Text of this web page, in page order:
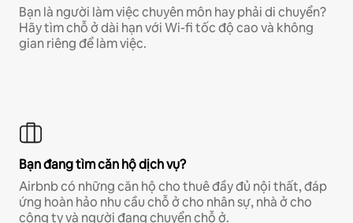
Bạn là người làm việc chuyên môn hay phải di chuyển?
Hãy tìm chỗ ở dài hạn với Wi-fi tốc độ cao và không
gian riêng để làm việc.
Bạn đang tìm căn hộ dịch vụ?
Airbnb có những căn hộ cho thuê đầy đủ nội thất, đáp
ứng hoàn hảo nhu cầu chỗ ở cho nhân sự, nhà ở cho
công ty và người đang chuyển chỗ ở.